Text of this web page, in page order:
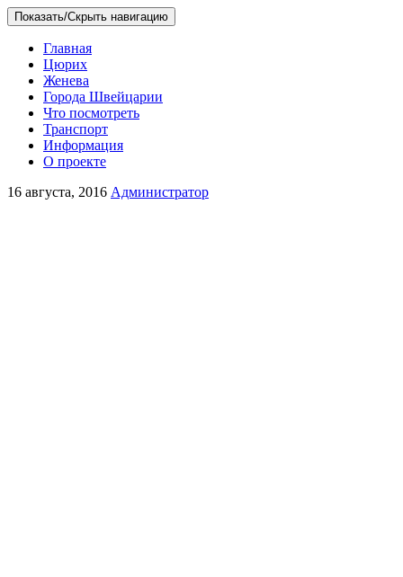
Показать/Скрыть навигацию
Перейти
содержимому
Главная
Цюрих
Женева
Города Швейцарии
Что посмотреть
Транспорт
Информация
О проекте
16 августа, 2016 Администратор